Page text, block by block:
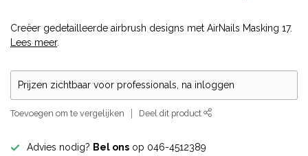
Creëer gedetailleerde airbrush designs met AirNails Masking 17.
Lees meer.
Prijzen zichtbaar voor professionals, na inloggen
Toevoegen om te vergelijken Deel dit product
Advies nodig? Bel ons op 046-4512389